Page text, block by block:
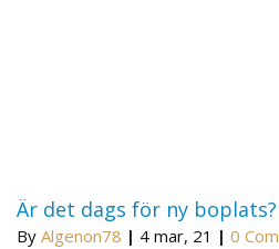
Är det dags för ny boplats?
By Algenon78 | 4 mar, 21 | 0